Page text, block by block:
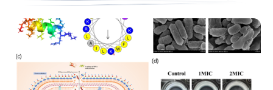
用、功效评价及产学研协同转化方面的持续探索与
实践。四款天然植物发酵产物集中展示药学院在功
能原料研发与成果转化中的阶段性成效本次展出
的...